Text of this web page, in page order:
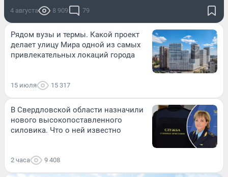
4 августа 8 909 79
Рядом вузы и термы. Какой проект
делает улицу Мира одной из самых
привлекательных локаций города
15 июля 15 317
В Свердловской области назначили
нового высокопоставленного
силовика. Что о ней известно
2 часа 9 408